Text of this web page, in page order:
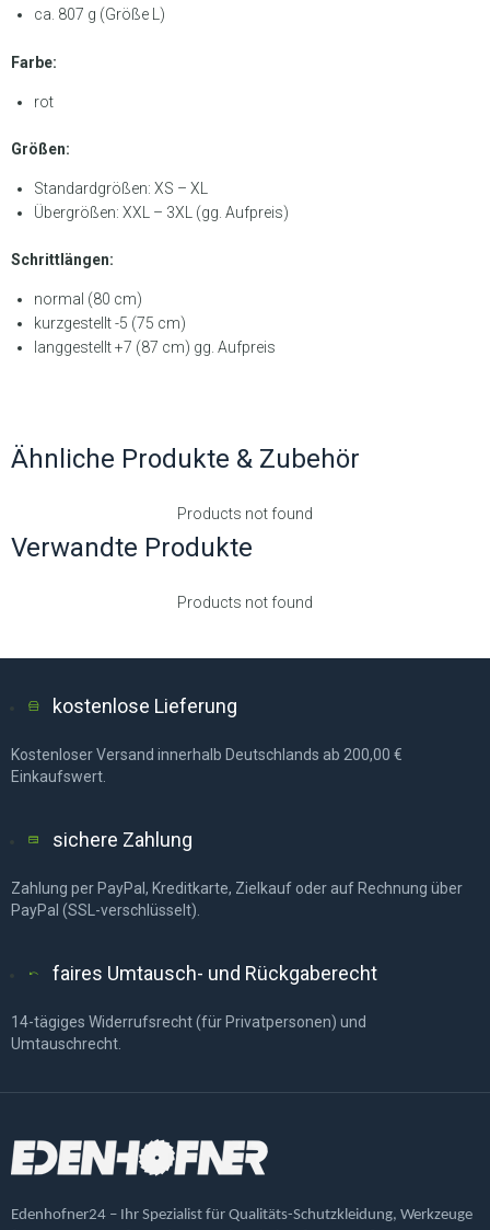
ca. 807 g (Größe L)
Farbe:
rot
Größen:
Standardgrößen: XS – XL
Übergrößen: XXL – 3XL (gg. Aufpreis)
Schrittlängen:
normal (80 cm)
kurzgestellt -5 (75 cm)
langgestellt +7 (87 cm) gg. Aufpreis
Ähnliche Produkte & Zubehör
Products not found
Verwandte Produkte
Products not found
kostenlose Lieferung
Kostenloser Versand innerhalb Deutschlands ab 200,00 €
Einkaufswert.
sichere Zahlung
Zahlung per PayPal, Kreditkarte, Zielkauf oder auf Rechnung über
PayPal (SSL-verschlüsselt).
faires Umtausch- und Rückgaberecht
14-tägiges Widerrufsrecht (für Privatpersonen) und
Umtauschrecht.
Edenhofner24 – Ihr Spezialist für Qualitäts-Schutzkleidung, Werkzeuge